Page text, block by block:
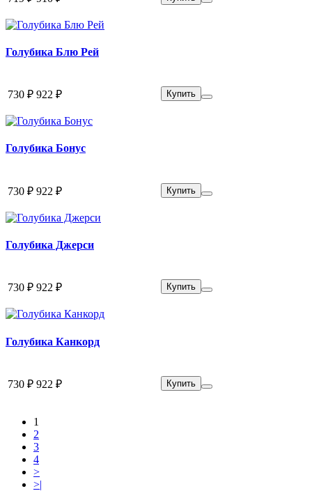
Голубика Блю Рей
730 ₽ 922 ₽ Купить
Голубика Бонус
730 ₽ 922 ₽ Купить
Голубика Джерси
730 ₽ 922 ₽ Купить
Голубика Канкорд
730 ₽ 922 ₽ Купить
1
2
3
4
>
>|